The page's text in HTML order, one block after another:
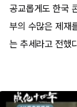
공교롭게도 한국
부의 수많은 제재
는 추세라고 전했